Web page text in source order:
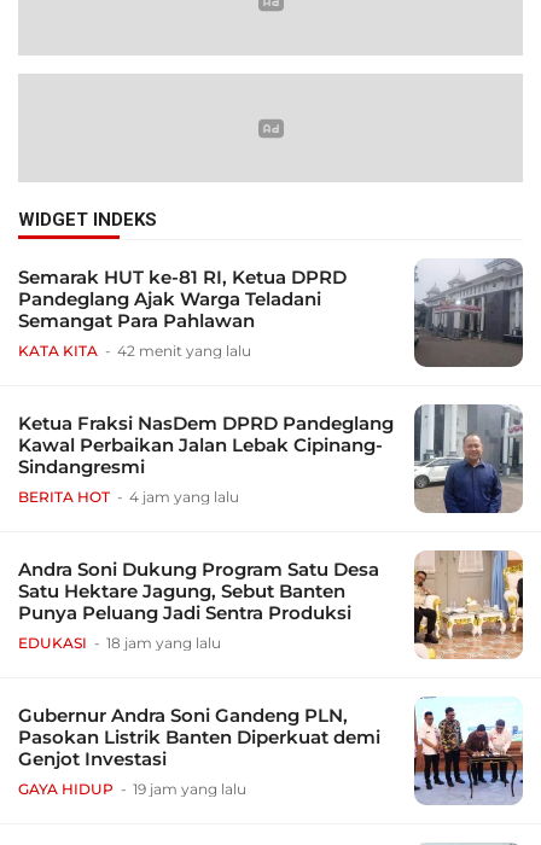
WIDGET INDEKS
Semarak HUT ke-81 RI, Ketua DPRD
Pandeglang Ajak Warga Teladani
Semangat Para Pahlawan
KATA KITA 42 menit yang lalu
Ketua Fraksi NasDem DPRD Pandeglang
Kawal Perbaikan Jalan Lebak Cipinang-
Sindangresmi
BERITA HOT 4 jam yang lalu
Andra Soni Dukung Program Satu Desa
Satu Hektare Jagung, Sebut Banten
Punya Peluang Jadi Sentra Produksi
EDUKASI 18 jam yang lalu
Gubernur Andra Soni Gandeng PLN,
Pasokan Listrik Banten Diperkuat demi
Genjot Investasi
GAYA HIDUP 19 jam yang lalu